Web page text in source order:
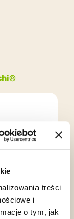
treści
i
o tym, jak